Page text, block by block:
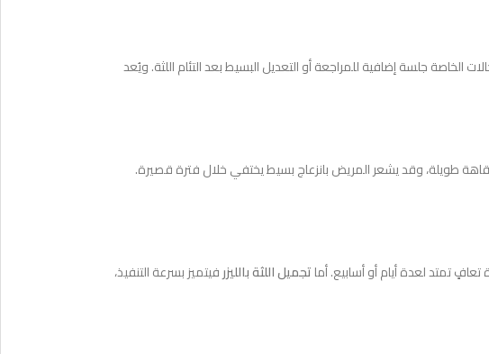
جلسة إضافية للمراجعة أو التعديل البسيط بعد التئام اللثة. ويُعد
طويلة، وقد يشعر المريض بانزعاج بسيط يختفي خلال فترة قصيرة.
تمتد لعدة أيام أو أسابيع. أماتجميل اللثة بالليزرفيتميز بسرعة التنفيذ،